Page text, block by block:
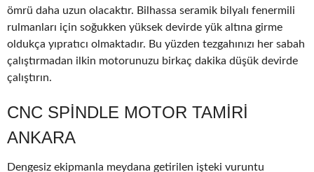
ömrü daha uzun olacaktır. Bilhassa seramik bilyalı fenermili
rulmanları için soğukken yüksek devirde yük altına girme
oldukça yıpratıcı olmaktadır. Bu yüzden tezgahınızı her sabah
çalıştırmadan ilkin motorunuzu birkaç dakika düşük devirde
çalıştırın.
CNC SPINDLE MOTOR TAMIRI
ANKARA
Dengesiz ekipmanla meydana getirilen işteki vuruntu